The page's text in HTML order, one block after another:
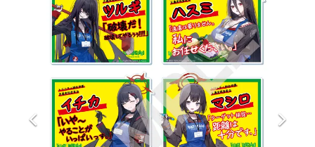
ゲームが変えた日本語
「経験値」「裏技」「ラスボス」… ゲームにまつわる言葉
の起源や用法の変遷を、コンピューター文化史研究家・タ
イニーP氏が徹底調査。
カテゴリ